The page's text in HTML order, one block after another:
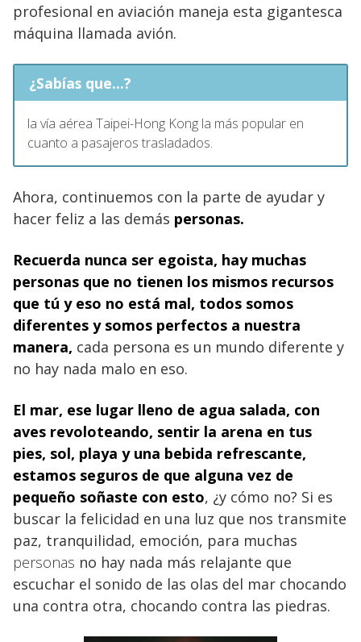
profesional en aviación maneja esta gigantesca
máquina llamada avión.
¿Sabías que...?
la vía aérea Taipei-Hong Kong la más popular en
cuanto a pasajeros trasladados.
Ahora, continuemos con la parte de ayudar y
hacer feliz a las demás personas.
Recuerda nunca ser egoista, hay muchas
personas que no tienen los mismos recursos
que tú y eso no está mal, todos somos
diferentes y somos perfectos a nuestra
manera, cada persona es un mundo diferente y
no hay nada malo en eso.
El mar, ese lugar lleno de agua salada, con
aves revoloteando, sentir la arena en tus
pies, sol, playa y una bebida refrescante,
estamos seguros de que alguna vez de
pequeño soñaste con esto, ¿y cómo no? Si es
buscar la felicidad en una luz que nos transmite
paz, tranquilidad, emoción, para muchas
personas no hay nada más relajante que
escuchar el sonido de las olas del mar chocando
una contra otra, chocando contra las piedras.